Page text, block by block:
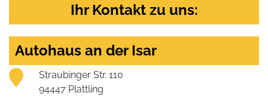
Ihr Kontakt zu uns:
Autohaus an der Isar
Straubinger Str. 110
94447 Plattling